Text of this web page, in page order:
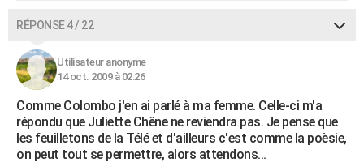
RÉPONSE 4 / 22
Utilisateur anonyme
14 oct. 2009 à 02:26
Comme Colombo j'en ai parlé à ma femme. Celle-ci m'a
répondu que Juliette Chêne ne reviendra pas. Je pense que
les feuilletons de la Télé et d'ailleurs c'est comme la poèsie,
on peut tout se permettre, alors attendons...